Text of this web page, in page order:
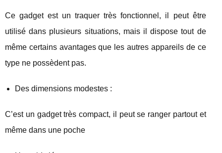
Ce gadget est un traquer très fonctionnel, il peut être
utilisé dans plusieurs situations, mais il dispose tout de
même certains avantages que les autres appareils de ce
type ne possèdent pas.
Des dimensions modestes :
C’est un gadget très compact, il peut se ranger partout et
même dans une poche